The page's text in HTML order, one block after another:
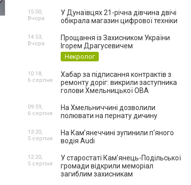
У Дунаївцях 21-річна дівчина двічі
обікрала магазин цифрової техніки
15:00,
Вчора
Прощання із Захисником України
Ігорем Драгусевичем
Некролог
14:53,
Вчора
Хабар за підписання контрактів з
ремонту доріг: викрили заступника
голови Хмельницької ОВА
10:18,
6 серпня
На Хмельниччині дозволили
полювати на пернату дичину
09:59,
6 серпня
На Камʼянеччині зупинили п'яного
водія Audi
13:20,
5 серпня
У старостаті Кам’янець-Подільської
громади відкрили меморіал
загиблим захисникам
12:20,
5 серпня